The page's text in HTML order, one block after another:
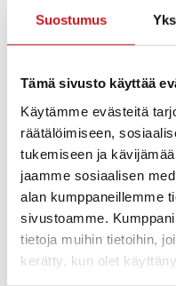
Suostumus
Tämä sivusto käyttää
Käytämme evästeitä
räätälöimiseen,
tukemiseen ja
jaamme sosiaalisen
alan kumppaneillemme
sivustoamme.
tietoja muihin tietoihin,
kerätty, kun olet
Uimahallilla on
Uimahalli: Kaikukortilla
AVANTO: